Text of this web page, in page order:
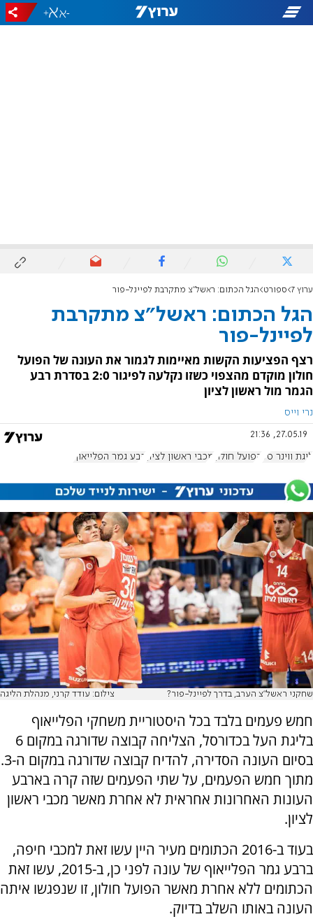
-
+
ערוץ 7 ספורט הגל הכתום: ראשל"צ מתקרבת לפיינל-פור
הגל הכתום: ראשל"צ מתקרבת
לפיינל-פור
רצף הפציעות הקשות מאיימות לגמור את העונה של הפועל
חולון מוקדם מהצפוי כשזו נקלעה לפיגור 2:0 בסדרת רבע
הגמר מול ראשון לציון
נרי וייס
27.05.19, 21:36
ליגת ווינר סל הפועל חולון מכבי ראשון לציון רבע גמר הפלייאוף
שחקני ראשל"צ הערב, בדרך לפיינל-פור? צילום: עודד קרני, מנהלת הליגה
חמש פעמים בלבד בכל היסטוריית משחקי הפלייאוף
בליגת העל בכדורסל, הצליחה קבוצה שדורגה במקום 6
בסיום העונה הסדירה, להדיח קבוצה שדורגה במקום ה-3.
מתוך חמש הפעמים, על שתי הפעמים שזה קרה בארבע
העונות האחרונות אחראית לא אחרת מאשר מכבי ראשון
לציון.
בעוד ב-2016 הכתומים מעיר היין עשו זאת למכבי חיפה,
ברבע גמר הפלייאוף של עונה לפני כן, ב-2015, עשו זאת
הכתומים ללא אחרת מאשר הפועל חולון, זו שנפגשו איתה
העונה באותו השלב בדיוק.